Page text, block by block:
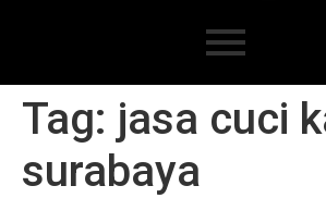
Tag: jasa cuci
surabaya